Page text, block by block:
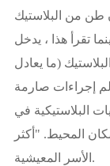
طن من البلاستيك
تقرأ هذا ، يدخل
طن من البلاستيك (ما يعادل
إجراءات صارمة
البلاستيكية في
المحيط. "أكثر
الأسر المعيشية.